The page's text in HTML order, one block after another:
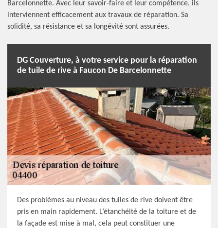
Barcelonnette. Avec leur savoir-faire et leur compétence, ils
interviennent efficacement aux travaux de réparation. Sa
solidité, sa résistance et sa longévité sont assurées.
DG Couverture, à votre service pour la réparation
de tuile de rive à Faucon De Barcelonnette
Des problèmes au niveau des tuiles de rive doivent être
pris en main rapidement. L’étanchéité de la toiture et de
la façade est mise à mal, cela peut constituer une